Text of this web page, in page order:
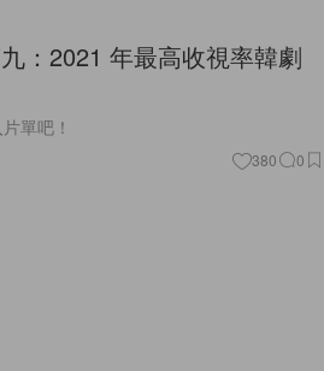
：2021 年最高收視率韓劇
單吧！
380 0